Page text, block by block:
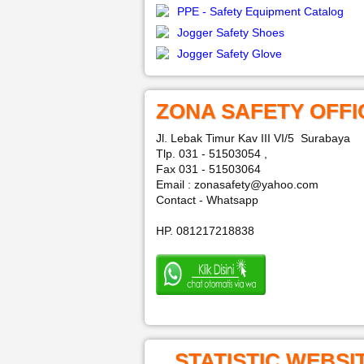
PPE - Safety Equipment Catalog
Jogger Safety Shoes
Jogger Safety Glove
ZONA SAFETY
Jl. Lebak Timur Kav III VI/5 Surabaya
Tlp. 031 - 51503054 ,
Fax 031 - 51503064
Email : zonasafety@yahoo.com
Contact - Whatsapp
HP. 081217218838